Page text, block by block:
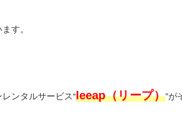
す。
ンタルサービス“leeap（リープ）”が